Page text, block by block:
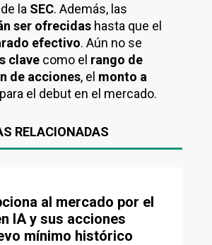
la SEC. Además, las
ser ofrecidas hasta que el
efectivo. Aún no se
clave como el rango de
de acciones, el monto a
para el debut en el mercado.
RELACIONADAS
al mercado por el
IA y sus acciones
mínimo histórico